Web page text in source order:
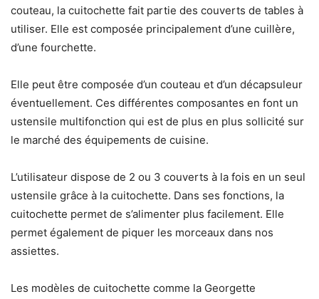
couteau, la cuitochette fait partie des couverts de tables à
utiliser. Elle est composée principalement d’une cuillère,
d’une fourchette.
Elle peut être composée d’un couteau et d’un décapsuleur
éventuellement. Ces différentes composantes en font un
ustensile multifonction qui est de plus en plus sollicité sur
le marché des équipements de cuisine.
L’utilisateur dispose de 2 ou 3 couverts à la fois en un seul
ustensile grâce à la cuitochette. Dans ses fonctions, la
cuitochette permet de s’alimenter plus facilement. Elle
permet également de piquer les morceaux dans nos
assiettes.
Les modèles de cuitochette comme la Georgette